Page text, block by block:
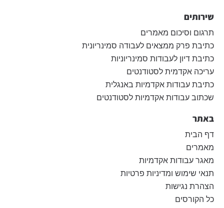
שירותים
תרגום וסיכום מאמרים
כתיבת פרק ממצאים לעבודה סמינריונית
כתיבת דיון לעבודות סמינריוניות
עריכה אקדמית לסטודנטים
כתיבת עבודות אקדמיות באנגלית
שכתוב עבודות אקדמיות לסטודנטים
באתר
דף הבית
מאמרים
מאגר עבודות אקדמיות
תנאי שימוש ומדיניות פרטיות
הצהרת נגישות
כל הקורסים